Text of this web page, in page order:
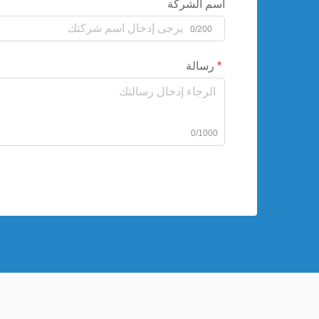
اسم الشركة
0/200
رسالة
0/1000